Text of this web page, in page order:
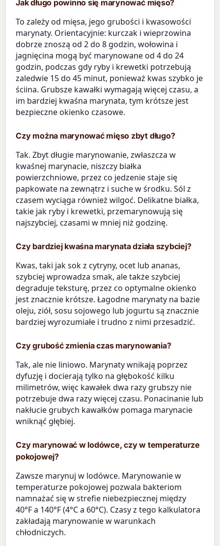
Jak długo powinno się marynować mięso?
To zależy od mięsa, jego grubości i kwasowości
marynaty. Orientacyjnie: kurczak i wieprzowina
dobrze znoszą od 2 do 8 godzin, wołowina i
jagnięcina mogą być marynowane od 4 do 24
godzin, podczas gdy ryby i krewetki potrzebują
zaledwie 15 do 45 minut, ponieważ kwas szybko je
ściina. Grubsze kawałki wymagają więcej czasu, a
im bardziej kwaśna marynata, tym krótsze jest
bezpieczne okienko czasowe.
Czy można marynować mięso zbyt długo?
Tak. Zbyt długie marynowanie, zwłaszcza w
kwaśnej marynacie, niszczy białka
powierzchniowe, przez co jedzenie staje się
papkowate na zewnątrz i suche w środku. Sól z
czasem wyciąga również wilgoć. Delikatne białka,
takie jak ryby i krewetki, przemarynowują się
najszybciej, czasami w mniej niż godzinę.
Czy bardziej kwaśna marynata działa szybciej?
Kwas, taki jak sok z cytryny, ocet lub ananas,
szybciej wprowadza smak, ale także szybciej
degraduje teksturę, przez co optymalne okienko
jest znacznie krótsze. Łagodne marynaty na bazie
oleju, ziół, sosu sojowego lub jogurtu są znacznie
bardziej wyrozumiałe i trudno z nimi przesadzić.
Czy grubość zmienia czas marynowania?
Tak, ale nie liniowo. Marynaty wnikają poprzez
dyfuzję i docierają tylko na głębokość kilku
milimetrów, więc kawałek dwa razy grubszy nie
potrzebuje dwa razy więcej czasu. Ponacinanie lub
nakłucie grubych kawałków pomaga marynacie
wniknąć głębiej.
Czy marynować w lodówce, czy w temperaturze
pokojowej?
Zawsze marynuj w lodówce. Marynowanie w
temperaturze pokojowej pozwala bakteriom
namnażać się w strefie niebezpiecznej między
40°F a 140°F (4°C a 60°C). Czasy z tego kalkulatora
zakładają marynowanie w warunkach
chłodniczych.